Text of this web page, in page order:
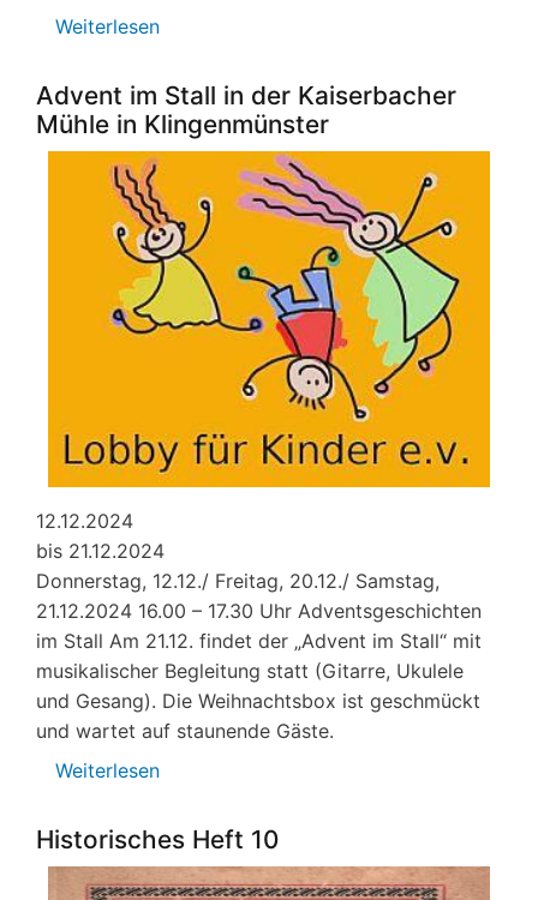
Weiterlesen
des
Pfälzerwaldvereins
Advent im Stall in der Kaiserbacher
Mühle in Klingenmünster
12.12.2024
bis 21.12.2024
Donnerstag, 12.12./ Freitag, 20.12./ Samstag,
21.12.2024 16.00 – 17.30 Uhr Adventsgeschichten
im Stall Am 21.12. findet der „Advent im Stall“ mit
musikalischer Begleitung statt (Gitarre, Ukulele
und Gesang). Die Weihnachtsbox ist geschmückt
und wartet auf staunende Gäste.
Weiterlesen
im
in
Historisches Heft 10